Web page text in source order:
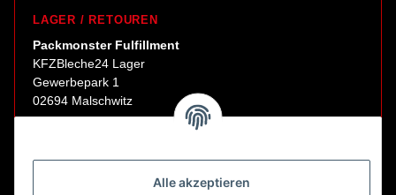
Alle akzeptieren
LAGER / RETOUREN
Packmonster Fulfillment
KFZBleche24 Lager
Gewerbepark 1
02694 Malschwitz
Abholungen nur nach Terminvereinbarung.